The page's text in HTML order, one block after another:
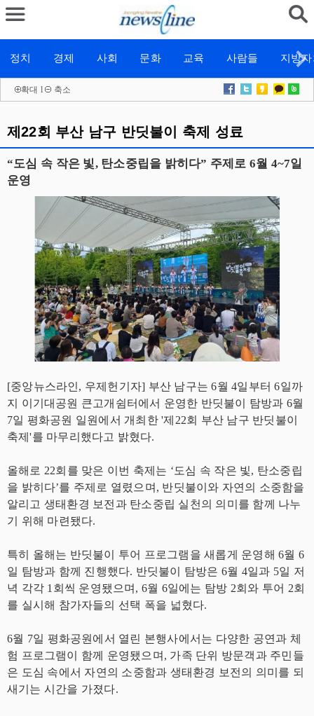
정치 경제 사회 문화 교육 사람들 지방
확대 l 축소
제22회 부산 남구 반딧불이 축제 성료
“도심 속 작은 빛, 탄소중립을 밝히다” 주제로 6월 4~7일
운영
[중앙뉴스라인, 우제헌기자] 부산 남구는 6월 4일부터 6일까
지 이기대공원 큰고개쉼터에서 운영한 반딧불이 탐방과 6월
7일 평화공원 일원에서 개최한 '제22회 부산 남구 반딧불이
축제'를 마무리했다고 밝혔다.
올해로 22회를 맞은 이번 축제는 ‘도심 속 작은 빛, 탄소중립
을 밝히다’를 주제로 열렸으며, 반딧불이와 자연의 소중함을
알리고 생태환경 보전과 탄소중립 실천의 의미를 함께 나누
기 위해 마련됐다.
특히 올해는 반딧불이 투어 프로그램을 새롭게 운영해 6월 6
일 탐방과 함께 진행했다. 반딧불이 탐방은 6월 4일과 5일 저
녁 각각 1회씩 운영됐으며, 6월 6일에는 탐방 2회와 투어 2회
를 실시해 참가자들의 선택 폭을 넓혔다.
6월 7일 평화공원에서 열린 본행사에서는 다양한 공연과 체
험 프로그램이 함께 운영됐으며, 가족 단위 방문객과 주민들
은 도심 속에서 자연의 소중함과 생태환경 보전의 의미를 되
새기는 시간을 가졌다.